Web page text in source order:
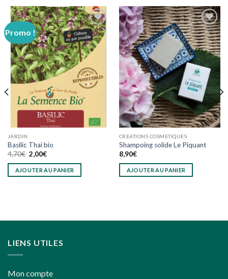
Promo !
Ajouter
JARDIN
Basilic Thai bio
4,70€ Le
prix
initial
était :
2,00€Le
actuel
est :
AJOUTER AU PANIER
Ajouter
wishlist
CREATIONS COSMETIQUES
Shampoing solide Le Piquant
8,90€
AJOUTER AU PANIER
LIENS UTILES
Mon compte